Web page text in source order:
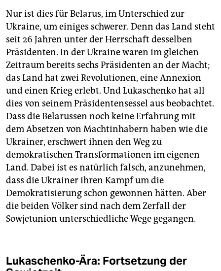
Nur ist dies für Belarus, im Unterschied zur
Ukraine, um einiges schwerer. Denn das Land steht
seit 26 Jahren unter der Herrschaft desselben
Präsidenten. In der Ukrai­ne waren im gleichen
Zeitraum bereits sechs Präsidenten an der Macht;
das Land hat zwei Revolutionen, eine Annexion
und einen Krieg erlebt. Und Lukaschenko hat all
dies von seinem Präsidentensessel aus beobachtet.
Dass die Belarussen noch keine Erfahrung mit
dem Absetzen von Machtinhabern haben wie die
Ukrainer, erschwert ihnen den Weg zu
demokratischen Transformationen im eigenen
Land. Dabei ist es natürlich falsch, anzunehmen,
dass die Ukrainer ihren Kampf um die
Demokratisierung schon gewonnen hätten. Aber
die beiden Völker sind nach dem Zerfall der
Sowjetunion unterschiedliche Wege gegangen.
Lukaschenko-Ära: Fortsetzung der